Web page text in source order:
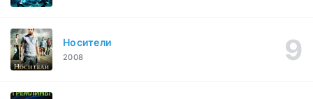
Носители
2008